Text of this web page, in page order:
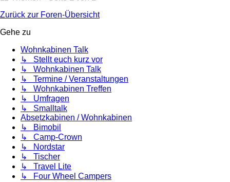
Zurück zur Foren-Übersicht
Gehe zu
Wohnkabinen Talk
↳ Stellt euch kurz vor
↳ Wohnkabinen Talk
↳ Termine / Veranstaltungen
↳ Wohnkabinen Treffen
↳ Umfragen
↳ Smalltalk
Absetzkabinen / Wohnkabinen
↳ Bimobil
↳ Camp-Crown
↳ Nordstar
↳ Tischer
↳ Travel Lite
↳ Four Wheel Campers